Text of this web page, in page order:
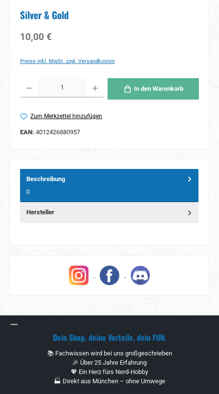
Silver & Gold
Regulärer Preis:
10,00 €
Preise inkl. MwSt. zzgl. Versandkosten
In den Warenkorb
Zum Merkzettel hinzufügen
EAN: 4012426880957
Beschreibung
0
Hersteller
Dein Shop, deine Vorteile, dein FUN.
📚 Fachwissen wird bei uns großgeschrieben
🎉 Über 25 Jahre Erfahrung
💖 Ein Herz fürs Nerd-Hobby
🏭 Direkt aus München – ohne Umwege